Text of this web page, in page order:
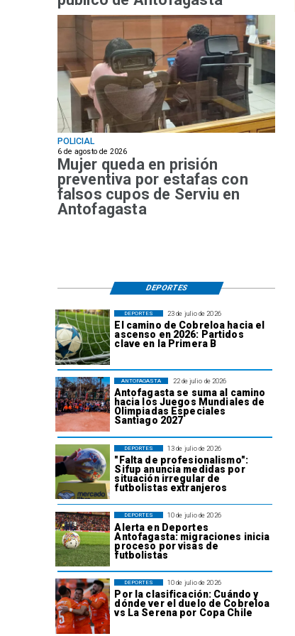
POLICIAL
6 de agosto de 2026
Mujer queda en prisión
preventiva por estafas con
falsos cupos de Serviu en
Antofagasta
23 de julio de 2026
El camino de Cobreloa hacia el
ascenso en 2026: Partidos
clave en la Primera B
DEPORTES
22 de julio de 2026
Antofagasta se suma al camino
hacia los Juegos Mundiales de
Olimpiadas Especiales
Santiago 2027
ANTOFAGASTA
13 de julio de 2026
"Falta de profesionalismo":
Sifup anuncia medidas por
situación irregular de
futbolistas extranjeros
DEPORTES
10 de julio de 2026
Alerta en Deportes
Antofagasta: migraciones inicia
proceso por visas de
futbolistas
DEPORTES
10 de julio de 2026
Por la clasificación: Cuándo y
dónde ver el duelo de Cobreloa
vs La Serena por Copa Chile
DEPORTES
DEPORTES